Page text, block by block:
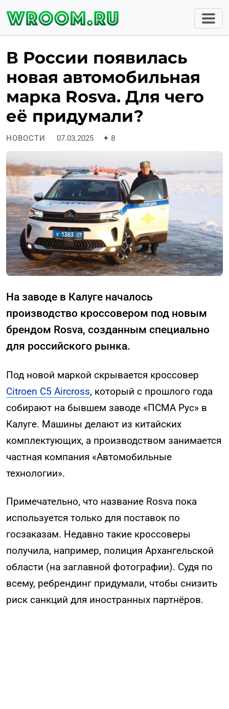
В России появилась
новая автомобильная
марка Rosva. Для чего
её придумали?
НОВОСТИ 07.03.2025 ✦ 8
На заводе в Калуге началось
производство кроссовером под новым
брендом Rosva, созданным специально
для российского рынка.
Под новой маркой скрывается кроссовер
Citroen C5 Aircross, который с прошлого года
собирают на бывшем заводе «ПСМА Рус» в
Калуге. Машины делают из китайских
комплектующих, а производством занимается
частная компания «Автомобильные
технологии».
Примечательно, что название Rosva пока
используется только для поставок по
госзаказам. Недавно такие кроссоверы
получила, например, полиция Архангельской
области (на заглавной фотографии). Судя по
всему, ребрендинг придумали, чтобы снизить
риск санкций для иностранных партнёров.